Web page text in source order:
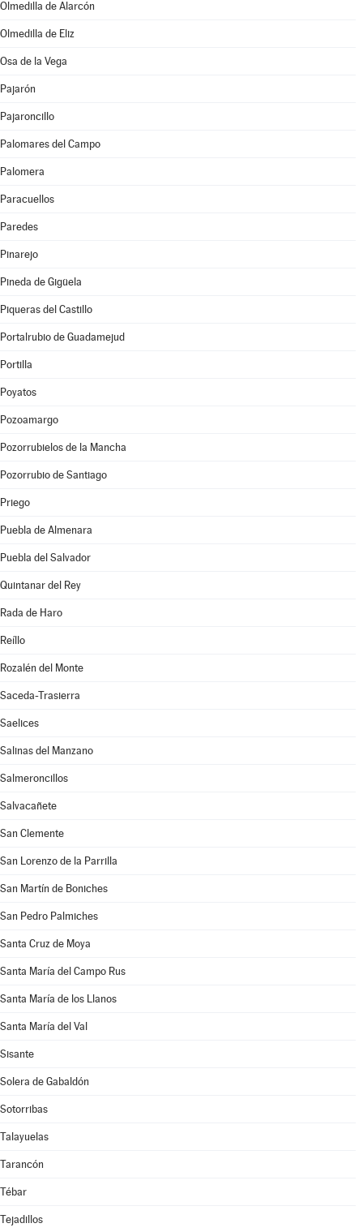
Olmedilla de Alarcón
Olmedilla de Eliz
Osa de la Vega
Pajarón
Pajaroncillo
Palomares del Campo
Palomera
Paracuellos
Paredes
Pinarejo
Pineda de Gigüela
Piqueras del Castillo
Portalrubio de Guadamejud
Portilla
Poyatos
Pozoamargo
Pozorrubielos de la Mancha
Pozorrubio de Santiago
Priego
Puebla de Almenara
Puebla del Salvador
Quintanar del Rey
Rada de Haro
Reíllo
Rozalén del Monte
Saceda-Trasierra
Saelices
Salinas del Manzano
Salmeroncillos
Salvacañete
San Clemente
San Lorenzo de la Parrilla
San Martín de Boniches
San Pedro Palmiches
Santa Cruz de Moya
Santa María del Campo Rus
Santa María de los Llanos
Santa María del Val
Sisante
Solera de Gabaldón
Sotorribas
Talayuelas
Tarancón
Tébar
Tejadillos